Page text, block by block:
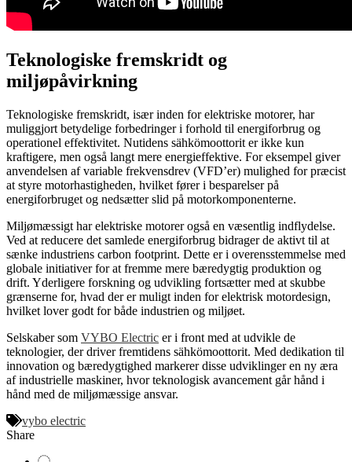
Teknologiske fremskridt og
miljøpåvirkning
Teknologiske fremskridt, især inden for elektriske motorer, har
muliggjort betydelige forbedringer i forhold til energiforbrug og
operationel effektivitet. Nutidens sähkömoottorit er ikke kun
kraftigere, men også langt mere energieffektive. For eksempel giver
anvendelsen af ​​variable frekvensdrev (VFD’er) mulighed for præcist
at styre motorhastigheden, hvilket fører i besparelser på
energiforbruget og nedsætter slid på motorkomponenterne.
Miljømæssigt har elektriske motorer også en væsentlig indflydelse.
Ved at reducere det samlede energiforbrug bidrager de aktivt til at
sænke industriens carbon footprint. Dette er i overensstemmelse med
globale initiativer for at fremme mere bæredygtig produktion og
drift. Yderligere forskning og udvikling fortsætter med at skubbe
grænserne for, hvad der er muligt inden for elektrisk motordesign,
hvilket lover godt for både industrien og miljøet.
Selskaber som VYBO Electric er i front med at udvikle de
teknologier, der driver fremtidens sähkömoottorit. Med dedikation til
innovation og bæredygtighed markerer disse udviklinger en ny æra
af industrielle maskiner, hvor teknologisk avancement går hånd i
hånd med de miljømæssige ansvar.
vybo electric
Share